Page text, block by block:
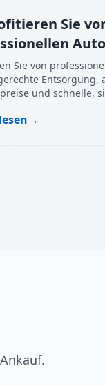
Sie
Sie von
Entsorgung,
und schnelle,
→